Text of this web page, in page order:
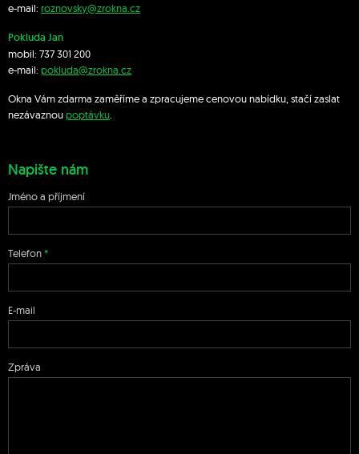
e-mail: roznovsky@zrokna.cz
Pokluda Jan
mobil: 737 301 200
e-mail: pokluda@zrokna.cz
Okna Vám zdarma zaměříme a zpracujeme cenovou nabídku, stačí zaslat
nezávaznoupoptávku
Napište nám
Jméno a příjmení
Telefon
E-mail
Zpráva